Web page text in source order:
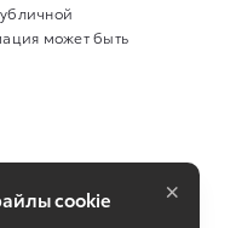
может быть
cookie ×